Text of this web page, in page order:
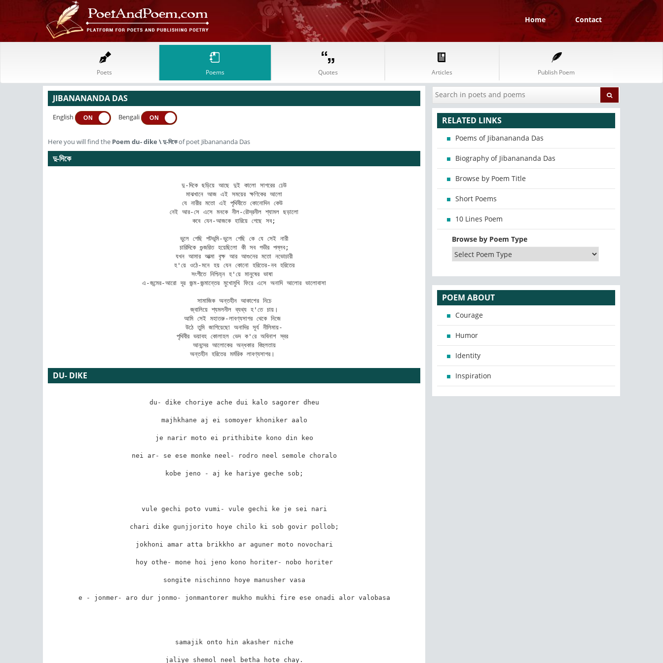
Home Contact
Poets Poems Quotes Articles Publish Poem
JIBANANANDA DAS
English ON Bengali ON
Here you will find the Poem du- dike \দু-দিকেof poet Jibanananda Das
দু-দিকে
দু-দিকে ছড়িয়ে আছে দুই কালো সাগরের ঢেউ
মাঝখানে আজ এই সময়ের ক্ষণিকের আলো
যে নারীর মতো এই পৃথিবীতে কোনোদিন কেউ
নেই আর-সে এসে মনকে নীল-রৌদ্রনীল শ্যামল ছড়ালো
কবে যেন-আজকে হারিয়ে গেছে সব;
ভুলে গেছি পটভূমি-ভুলে গেছি কে যে সেই নারী
চারিদিকে গুন্জরিত হয়েছিলো কী সব গভীর পল্লব;
যখন আমার আত্মা বৃক্ষ আর আগুনের মতো নভোচারী
হ'য়ে ওঠে-মনে হয় যেন কোনো হরিতের-নব হরিতের
সংগীতে নিশ্চিহ্ন হ'য়ে মানুষের ভাষা
এ-জন্মের-আরো দূর জন্ম-জন্মান্তের মুখোমুখি ফিরে এসে অনাদি আলোর ভালোবাসা
সামাজিক অন্তহীন আকাশের নিচে
জ্বালিয়ে শ্যমলনীল ব্যথ্য হ'তে চায়।
আমি সেই মহাতরু-লাবণ্যসাগর থেকে নিজে
উঠে তুমি জাগিয়েছো অনাদির সূর্য নীলিমায়-
পৃথিবীর ভয়াবহ কোলাহল ভেদ ক'রে অবিনাশ স্বর
আনন্দের আলোকের অন্ধকার বিহুলতায়
অন্তহীন হরিতের মর্মরিক লাবণ্যসাগর।
DU- DIKE
du- dike choriye ache dui kalo sagorer dheu
majhkhane aj ei somoyer khoniker aalo
je narir moto ei prithibite kono din keo
nei ar- se ese monke neel- rodro neel semole choralo
kobe jeno - aj ke hariye geche sob;
vule gechi poto vumi- vule gechi ke je sei nari
chari dike gunjjorito hoye chilo ki sob govir pollob;
jokhoni amar atta brikkho ar aguner moto novochari
hoy othe- mone hoi jeno kono horiter- nobo horiter
songite nischinno hoye manusher vasa
e - jonmer- aro dur jonmo- jonmantorer mukho mukhi fire ese onadi alor valobasa
samajik onto hin akasher niche
jaliye shemol neel betha hote chay.
RELATED LINKS
Poems of Jibanananda Das
Biography of Jibanananda Das
Browse by Poem Title
Short Poems
10 Lines Poem
Browse by Poem Type
POEM ABOUT
Courage
Humor
Identity
Inspiration